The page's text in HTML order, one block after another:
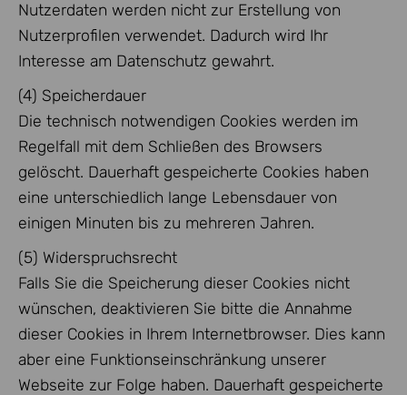
Nutzerdaten werden nicht zur Erstellung von
Nutzerprofilen verwendet. Dadurch wird Ihr
Interesse am Datenschutz gewahrt.
(4) Speicherdauer
Die technisch notwendigen Cookies werden im
Regelfall mit dem Schließen des Browsers
gelöscht. Dauerhaft gespeicherte Cookies haben
eine unterschiedlich lange Lebensdauer von
einigen Minuten bis zu mehreren Jahren.
(5) Widerspruchsrecht
Falls Sie die Speicherung dieser Cookies nicht
wünschen, deaktivieren Sie bitte die Annahme
dieser Cookies in Ihrem Internetbrowser. Dies kann
aber eine Funktionseinschränkung unserer
Webseite zur Folge haben. Dauerhaft gespeicherte